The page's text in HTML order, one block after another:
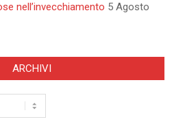
nell’invecchiamento 5 Agosto
ARCHIVI